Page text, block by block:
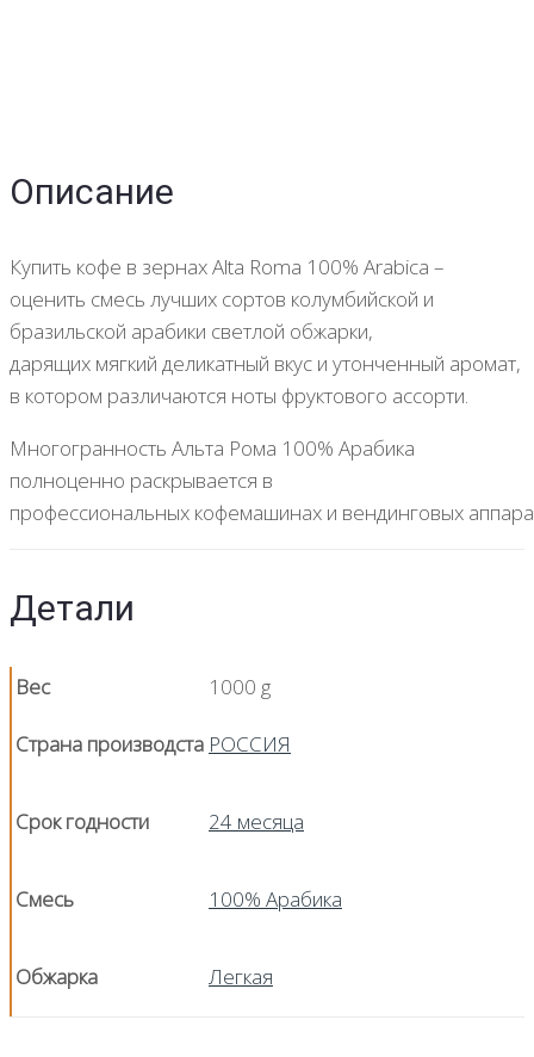
Описание
Купить кофе в зернах Alta Roma 100% Arabica –
оценить смесь лучших сортов колумбийской и
бразильской арабики светлой обжарки,
дарящих мягкий деликатный вкус и утонченный аромат,
в котором различаются ноты фруктового ассорти.
Многогранность Альта Рома 100% Арабика
полноценно раскрывается в
профессиональных кофемашинах и вендинговых
Детали
Вес 1000 g
Страна производста РОССИЯ
Срок годности 24 месяца
Смесь 100% Арабика
Обжарка Легкая